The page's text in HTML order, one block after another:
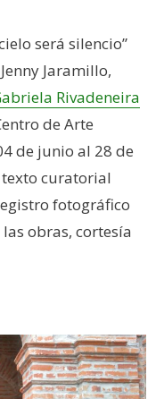
será silencio”
Jaramillo,
Rivadeneira
de Arte
de junio al 28 de
curatorial
fotográfico
obras, cortesía